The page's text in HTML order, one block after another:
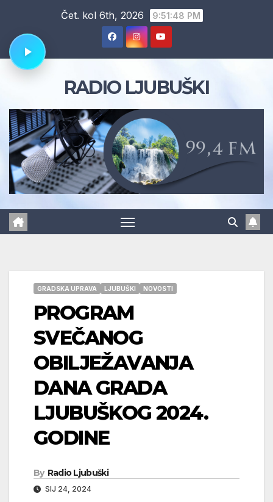
content
Čet. kol 6th, 2026 9:51:49 PM
RADIO LJUBUŠKI
GRADSKA UPRAVA LJUBUŠKI NOVOSTI
PROGRAM
SVEČANOG
OBILJEŽAVANJA
DANA GRADA
LJUBUŠKOG 2024.
GODINE
By Radio Ljubuški
SIJ 24, 2024